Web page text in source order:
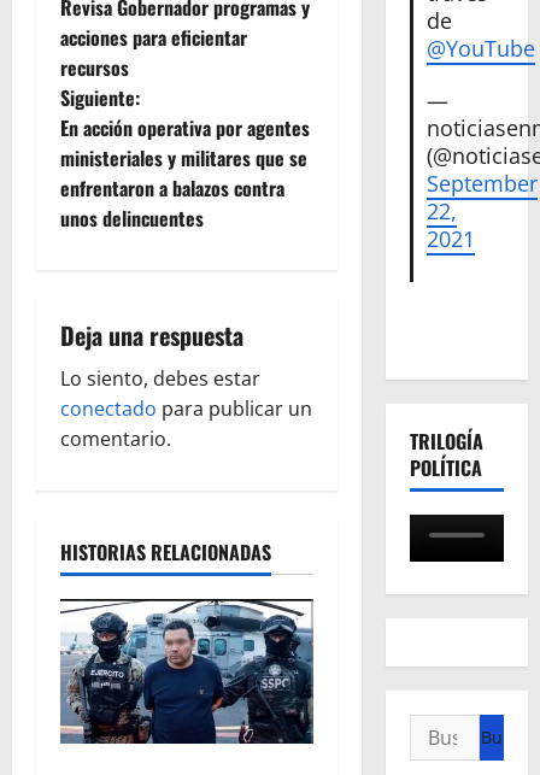
a
v
e
g
a
i
ó
n
e
e
n
t
r
Revisa Gobernador programas y
acciones para eficientar
recursos
Siguiente:
En acción operativa por agentes
ministeriales y militares que se
enfrentaron a balazos contra
unos delincuentes
Deja una respuesta
Lo siento, debes estar
conectado para publicar un
comentario.
HISTORIAS RELACIONADAS
de
@YouTube
—
September
22,
2021
TRILOGÍA
POLÍTICA
Buscar: